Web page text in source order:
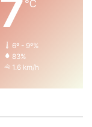
7 ℃
6º - 9º%
83%
1.6 km/h